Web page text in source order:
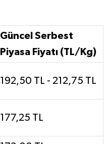
Güncel Serbest
Piyasa Fiyatı (TL/Kg)
192,50 TL - 212,75 TL
177,25 TL